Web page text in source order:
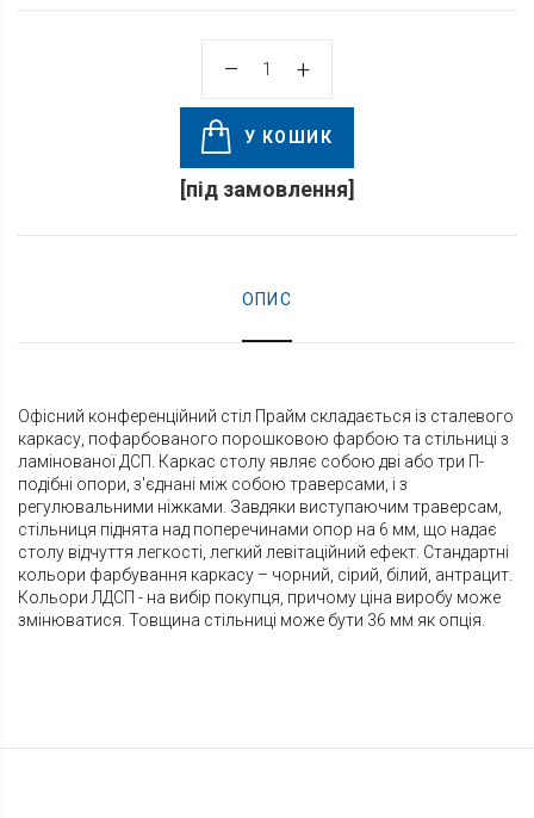
У КОШИК
[під замовлення]
ОПИС
Офісний конференційний стіл Прайм складається із сталевого
каркасу, пофарбованого порошковою фарбою та стільниці з
ламінованої ДСП. Каркас столу являє собою дві або три П-
подібні опори, з'єднані між собою траверсами, і з
регулювальними ніжками. Завдяки виступаючим траверсам,
стільниця піднята над поперечинами опор на 6 мм, що надає
столу відчуття легкості, легкий левітаційний ефект. Стандартні
кольори фарбування каркасу – чорний, сірий, білий, антрацит.
Кольори ЛДСП - на вибір покупця, причому ціна виробу може
змінюватися. Товщина стільниці може бути 36 мм як опція.